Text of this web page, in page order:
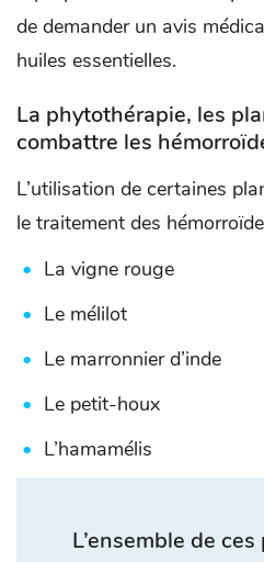
de demander un avis
huiles essentielles.
La phytothérapie, les
combattre les
L’utilisation de certaines
le traitement des
La vigne rouge
Le mélilot
Le marronnier d’inde
Le petit-houx
L’hamamélis
L’ensemble de